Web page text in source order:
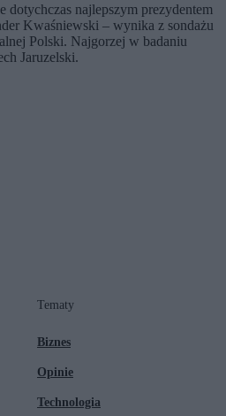
dotychczas najlepszym prezydentem
Kwaśniewski – wynika z sondażu
Polski. Najgorzej w badaniu
Jaruzelski.
Tematy
Biznes
Opinie
Technologia